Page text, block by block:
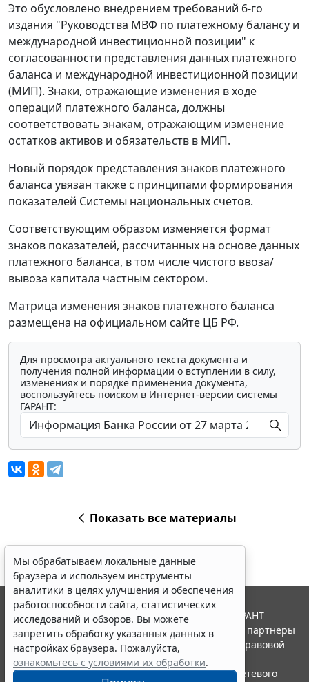
Это обусловлено внедрением требований 6-го
издания "Руководства МВФ по платежному балансу и
международной инвестиционной позиции" к
согласованности представления данных платежного
баланса и международной инвестиционной позиции
(МИП). Знаки, отражающие изменения в ходе
операций платежного баланса, должны
соответствовать знакам, отражающим изменение
остатков активов и обязательств в МИП.
Новый порядок представления знаков платежного
баланса увязан также с принципами формирования
показателей Системы национальных счетов.
Соответствующим образом изменяется формат
знаков показателей, рассчитанных на основе данных
платежного баланса, в том числе чистого ввоза/
вывоза капитала частным сектором.
Матрица изменения знаков платежного баланса
размещена на официальном сайте ЦБ РФ.
Для просмотра актуального текста документа и
получения полной информации о вступлении в силу,
изменениях и порядке применения документа,
воспользуйтесь поиском в Интернет-версии системы
ГАРАНТ:
Показать все материалы
Мы обрабатываем локальные данные
браузера и используем инструменты
аналитики в целях улучшения и обеспечения
работоспособности сайта, статистических
исследований и обзоров. Вы можете
запретить обработку указанных данных в
настройках браузера. Пожалуйста,
ознакомьтесь с условиями их обработки.
© ООО "НПП "ГАРАНТ-СЕРВИС", 2026. Система ГАРАНТ
выпускается с 1990 года. Компания "Гарант" и ее партнеры
являются участниками Российской ассоциации правовой
информации ГАРАНТ.
Портал ГАРАНТ.РУ зарегистрирован в качестве сетевого